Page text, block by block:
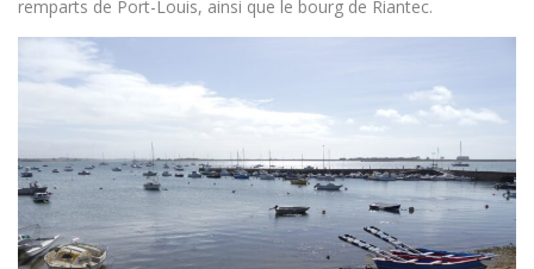
remparts de Port-Louis, ainsi que le bourg de Riantec.